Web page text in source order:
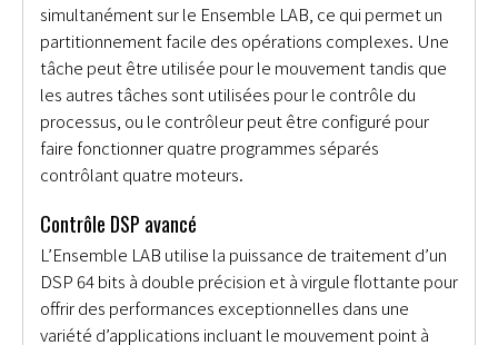
simultanément sur le Ensemble LAB, ce qui permet un
partitionnement facile des opérations complexes. Une
tâche peut être utilisée pour le mouvement tandis que
les autres tâches sont utilisées pour le contrôle du
processus, ou le contrôleur peut être configuré pour
faire fonctionner quatre programmes séparés
contrôlant quatre moteurs.
Contrôle DSP avancé
L’Ensemble LAB utilise la puissance de traitement d’un
DSP 64 bits à double précision et à virgule flottante pour
offrir des performances exceptionnelles dans une
variété d’applications incluant le mouvement point à